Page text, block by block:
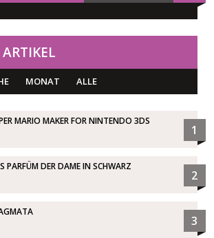
MONAT ALLE
MARIO MAKER FOR NINTENDO 3DS
1
PARFÜM DER DAME IN SCHWARZ
2
3